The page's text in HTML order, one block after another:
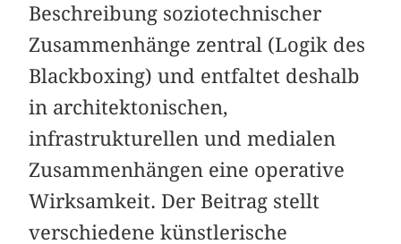
Beschreibung soziotechnischer
Zusammenhänge zentral (Logik des
Blackboxing) und entfaltet deshalb
in architektonischen,
infrastrukturellen und medialen
Zusammenhängen eine operative
Wirksamkeit. Der Beitrag stellt
verschiedene künstlerische